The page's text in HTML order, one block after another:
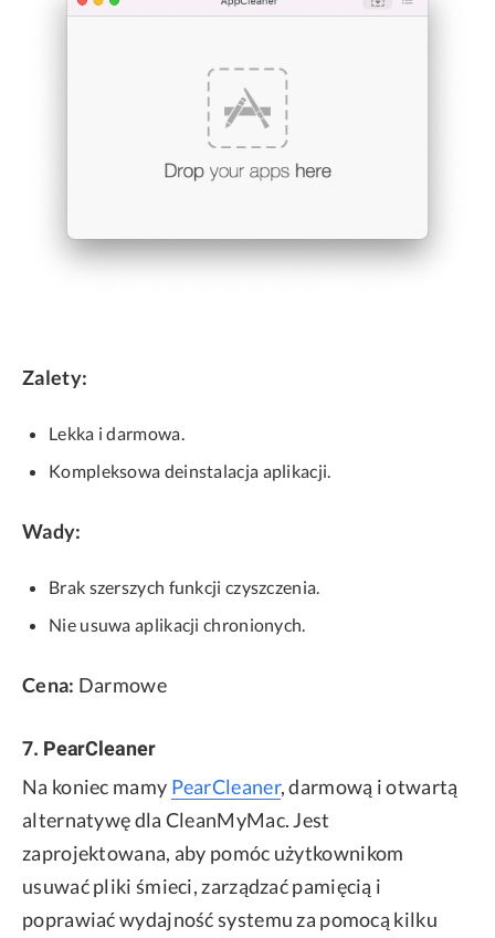
Zalety:
Lekka i darmowa.
Kompleksowa deinstalacja aplikacji.
Wady:
Brak szerszych funkcji czyszczenia.
Nie usuwa aplikacji chronionych.
Cena: Darmowe
7. PearCleaner
Na koniec mamy PearCleaner, darmową i otwartą
alternatywę dla CleanMyMac. Jest
zaprojektowana, aby pomóc użytkownikom
usuwać pliki śmieci, zarządzać pamięcią i
poprawiać wydajność systemu za pomocą kilku